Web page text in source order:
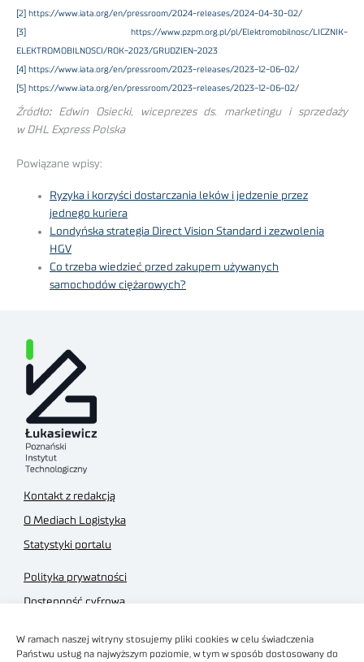
W ramach naszej witryny stosujemy pliki cookies w celu świadczenia
Państwu usług na najwyższym poziomie, w tym w sposób dostosowany do
[2] https://www.iata.org/en/pressroom/2024-releases/2024-04-30-02/
[3] https://www.pzpm.org.pl/pl/Elektromobilnosc/LICZNIK-
ELEKTROMOBILNOSCI/ROK-2023/GRUDZIEN-2023
[4] https://www.iata.org/en/pressroom/2023-releases/2023-12-06-02/
[5] https://www.iata.org/en/pressroom/2023-releases/2023-12-06-02/
Źródło: Edwin Osiecki, wiceprezes ds. marketingu i sprzedaży
w DHL Express Polska
Powiązane wpisy:
Ryzyka i korzyści dostarczania leków i jedzenie przez
jednego kuriera
Londyńska strategia Direct Vision Standard i zezwolenia
HGV
Co trzeba wiedzieć przed zakupem używanych
samochodów ciężarowych?
Kontakt z redakcją
O Mediach Logistyka
Statystyki portalu
Polityka prywatności
Dostępność cyfrowa
Regulamin sklepu